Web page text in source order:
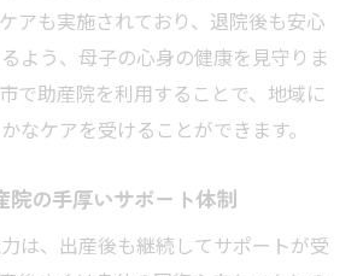
アも実施されており、退院後も安心
よう、母子の心身の健康を見守りま
で助産院を利用することで、地域に
なケアを受けることができます。
院の手厚いサポート体制
は、出産後も継続してサポートが受